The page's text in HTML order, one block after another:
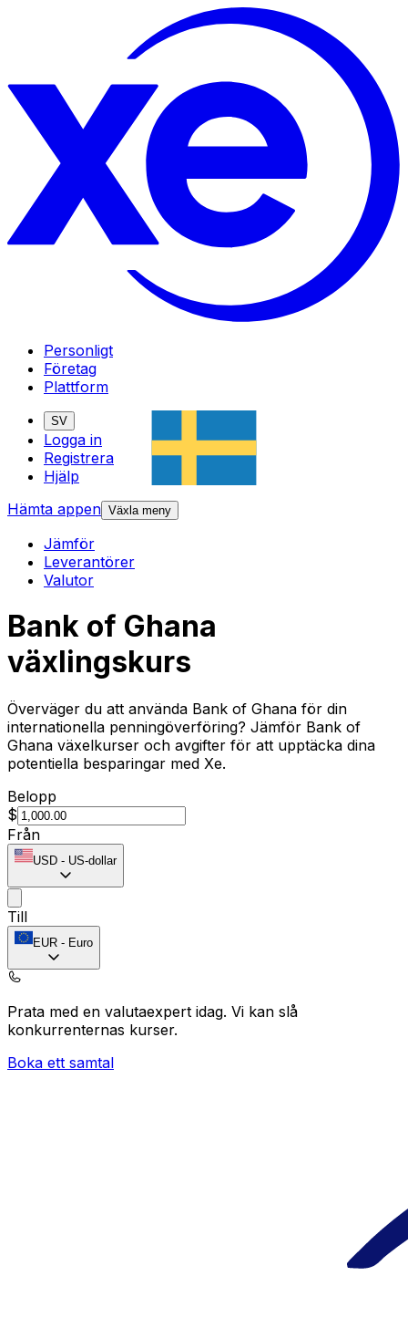
Personligt
Företag
Plattform
SV
Logga in
Registrera
Hjälp
Hämta appen Växla meny
Jämför
Leverantörer
Valutor
Bank of Ghana
växlingskurs
Överväger du att använda Bank of Ghana för din
internationella penningöverföring? Jämför Bank of
Ghana växelkurser och avgifter för att upptäcka dina
potentiella besparingar med Xe.
Belopp
$
Från
USD - US-dollar
Till
EUR - Euro
Prata med en valutaexpert idag. Vi kan slå
konkurrenternas kurser.
Boka ett samtal